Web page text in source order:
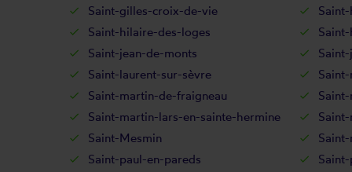
Saint-gilles-croix-de-vie
Saint-hilaire-des-loges
Saint-jean-de-monts
Saint-laurent-sur-sèvre
Saint-martin-de-fraigneau
Saint-martin-lars-en-sainte-hermine
Saint-Mesmin
Saint-paul-en-pareds